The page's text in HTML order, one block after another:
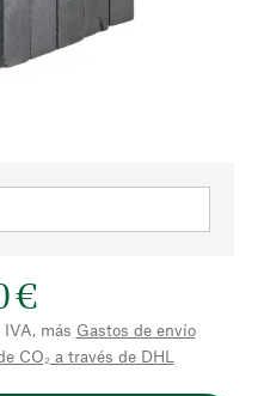
€
más Gastos de envío
CO₂ a través de DHL